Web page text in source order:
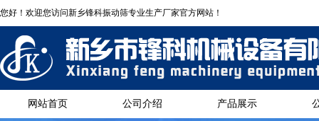
您好！欢迎您访问新乡锋科振动筛专业生产厂家官方网站！
网站首页 公司介绍 产品展示